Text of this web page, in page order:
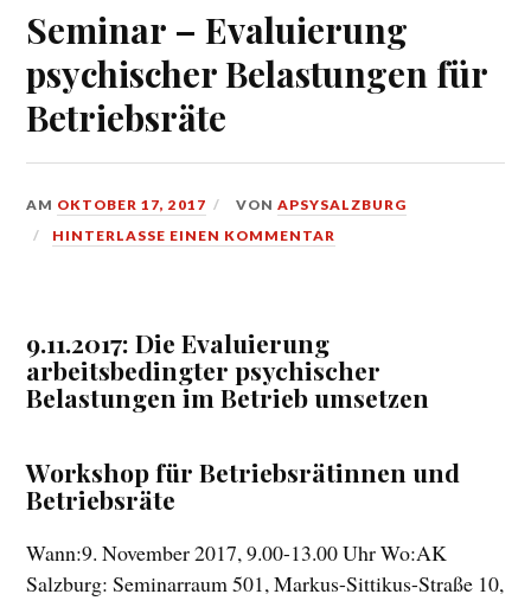
Seminar – Evaluierung
psychischer Belastungen für
Betriebsräte
AM OKTOBER 17, 2017 VONAPSYSALZBURG
HINTERLASSE EINEN KOMMENTAR
9.11.2017: Die Evaluierung
arbeitsbedingter psychischer
Belastungen im Betrieb umsetzen
Workshop für Betriebsrätinnen und
Betriebsräte
Wann:9. November 2017, 9.00-13.00 UhrWo:AK
Salzburg: Seminarraum 501, Markus-Sittikus-Straße 10,